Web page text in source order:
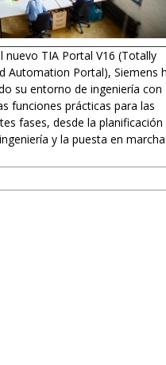
nuevo TIA Portal V16 (Totally
Automation Portal), Siemens
su entorno de ingeniería con
funciones prácticas para las
fases, desde la planificación
y la puesta en marcha.